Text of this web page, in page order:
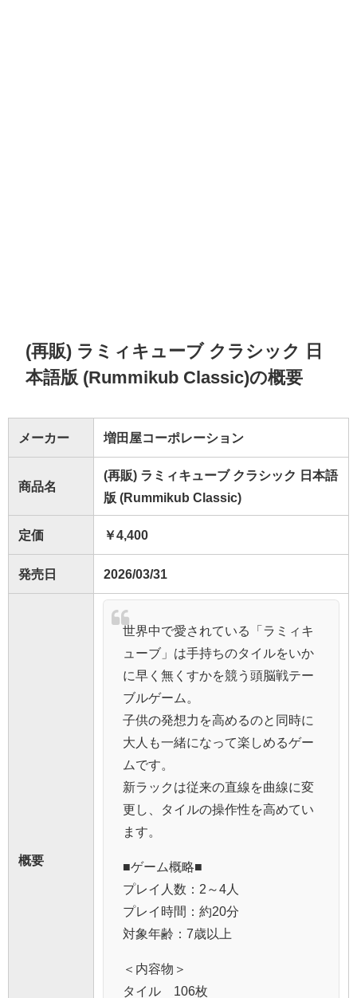
(再販) ラミィキューブ クラシック 日
本語版 (Rummikub Classic)の概要
メーカー 増田屋コーポレーション
商品名
(再販) ラミィキューブ クラシック 日本語
版 (Rummikub Classic)
定価 ￥4,400
発売日 2026/03/31
概要
世界中で愛されている「ラミィキ
ューブ」は手持ちのタイルをいか
に早く無くすかを競う頭脳戦テー
ブルゲーム。
子供の発想力を高めるのと同時に
大人も一緒になって楽しめるゲー
ムです。
新ラックは従来の直線を曲線に変
更し、タイルの操作性を高めてい
ます。
■ゲーム概略■
プレイ人数：2～4人
プレイ時間：約20分
対象年齢：7歳以上
＜内容物＞
タイル 106枚